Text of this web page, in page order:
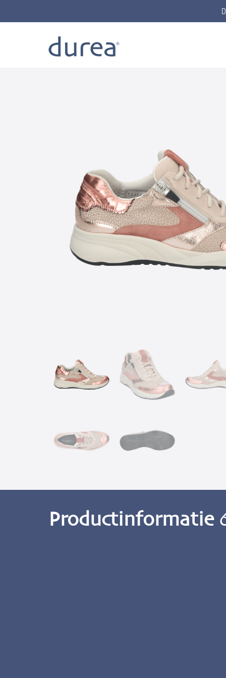
Home Schnürschuhe
Productinformatie